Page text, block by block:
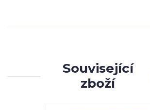
Související
zboží